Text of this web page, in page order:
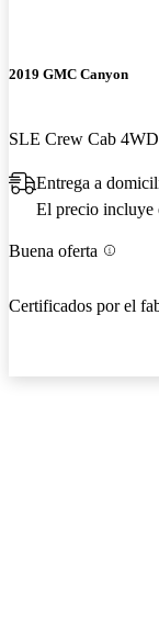
2019 GMC Canyon
SLE Crew Cab 4WD
Entrega a
El precio incluye
Buena oferta
Certificados por el